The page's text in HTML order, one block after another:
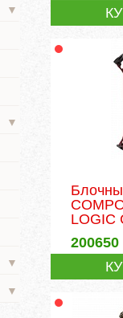
▼
▼
▼
▼
LOGIC
200650